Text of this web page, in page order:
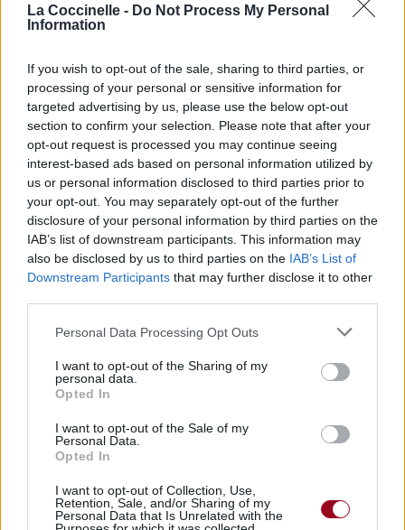
La Coccinelle - Do Not Process My Personal
Information
If you wish to opt-out of the sale, sharing to third parties, or
processing of your personal or sensitive information for
targeted advertising by us, please use the below opt-out
section to confirm your selection. Please note that after your
opt-out request is processed you may continue seeing
interest-based ads based on personal information utilized by
us or personal information disclosed to third parties prior to
your opt-out. You may separately opt-out of the further
disclosure of your personal information by third parties on the
IAB’s list of downstream participants. This information may
also be disclosed by us to third parties on the IAB’s List of
Downstream Participants that may further disclose it to other
Personal Data Processing Opt Outs
I want to opt-out of the Sharing of my
personal data.
Opted In
I want to opt-out of the Sale of my
Personal Data.
Opted In
I want to opt-out of Collection, Use,
Retention, Sale, and/or Sharing of my
Personal Data that Is Unrelated with the
Chanteurs :Ariana Grande
Commentaires